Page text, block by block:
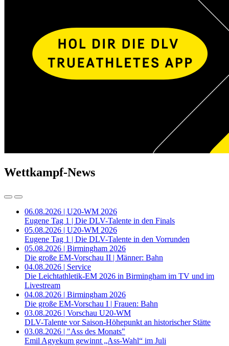
Wettkampf-News
06.08.2026 | U20-WM 2026
Eugene Tag 1 | Die DLV-Talente in den Finals
05.08.2026 | U20-WM 2026
Eugene Tag 1 | Die DLV-Talente in den Vorrunden
05.08.2026 | Birmingham 2026
Die große EM-Vorschau II | Männer: Bahn
04.08.2026 | Service
Die Leichtathletik-EM 2026 in Birmingham im TV und im
Livestream
04.08.2026 | Birmingham 2026
Die große EM-Vorschau I | Frauen: Bahn
03.08.2026 | Vorschau U20-WM
DLV-Talente vor Saison-Höhepunkt an historischer Stätte
03.08.2026 | "Ass des Monats"
Emil Agyekum gewinnt „Ass-Wahl“ im Juli